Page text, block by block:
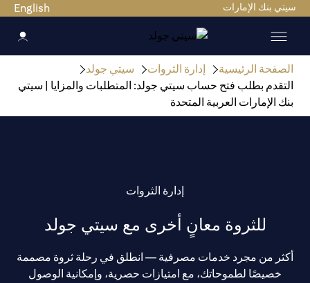
سيتي بنك الإمارات English
الصفحة الرئيسية إدارة الثروات
سيتي جولد
التقدم بطلب فتح حساب سيتي جولد: المتطلبات والمزايا | سيتي
بنك الإمارات العربية المتحدة
إدارة الثروات
للثروة معانٍ أخرى مع سيتي جولد
أكثر من مجرد خدمات مصرفية — انطلق في رحلة ثروة مصممة
خصيصًا لطموحاتك، مع امتيازات حصرية، وإمكانية الوصول